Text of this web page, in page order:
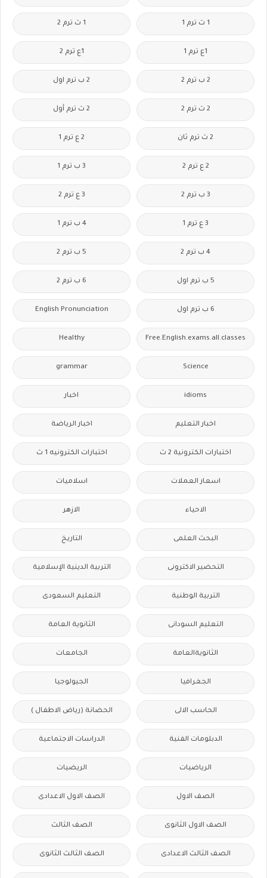
1 ث ترم 1 1 ث ترم 2
1ع ترم 1 1ع ترم 2
2 ب ترم 2 2 ب ترم اول
2 ث ترم 2 2 ث ترم أول
2 ث ترم ثان 2 ع ترم 1
2 ع ترم 2 3 ب ترم 1
3 ب ترم 2 3 ع ترم 2
3 ع ترم 1 4 ب ترم 1
4 ب ترم 2 5 ب ترم 2
5 ب ترم اول 6 ب ترم 2
6 ب ترم اول English Pronunciation
Free.English.exams.all.classes
Healthy
Science
grammar
idioms اخبار
اخبار التعليم اخبار الرياضة
اختبارات الكترونية 2 ث اختبارات الكترونيه 1 ث
اسعار العملات اسلاميات
الاحياء الازهر
البحث العلمى التاريخ
التحضير الاكترونى التربية الدينية الإسلامية
التربية الوطنية التعليم السعودى
التعليم السودانى الثانوية العامة
الثانويةالعامة الجامعات
الجغرافيا الجيولوجيا
الحاسب الالى الحضانة (رياض الاطفال )
الدبلومات الفنية الدراسات الاجتماعية
الرياضيات الريضيات
الصف الاول الصف الاول الاعدادى
الصف الاول الثانوى الصف الثالث
الصف الثالث الاعدادى الصف الثالث الثانوى